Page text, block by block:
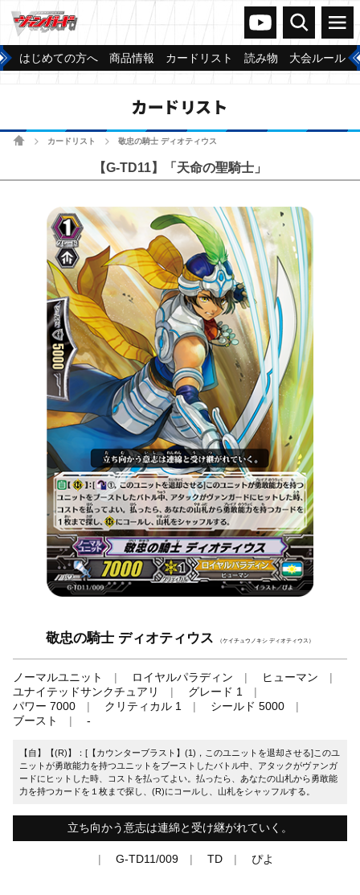
ヴァンガードch
検索 メニュー
はじめての方へ 商品情報 カードリスト 読み物 大会ルール
カードリスト
ホームカードリスト 敬忠の騎士 ディオティウス
【G-TD11】「天命の聖騎士」
敬忠の騎士 ディオティウス （ケイチュウノキシ ディオティウス）
ノーマルユニット ロイヤルパラディン
ヒューマン
ユナイテッドサンクチュアリ
グレード 1
パワー 7000
クリティカル 1
シールド 5000
ブースト
-
【自】【(R)】：[【カウンターブラスト】(1)，このユニットを退却させる]このユ
ニットが勇敢能力を持つユニットをブーストしたバトル中、アタックがヴァンガ
ードにヒットした時、コストを払ってよい。払ったら、あなたの山札から勇敢能
力を持つカードを１枚まで探し、(R)にコールし、山札をシャッフルする。
立ち向かう意志は連綿と受け継がれていく。
G-TD11/009 TD ぴよ